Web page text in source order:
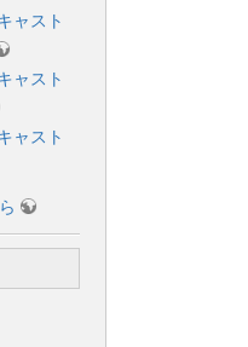
ャスト
ャスト
ャスト